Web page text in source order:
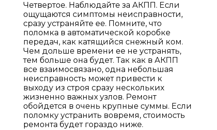
Четвертое. Наблюдайте за АКПП. Если
ощущаются симптомы неисправности,
сразу устраняйте ее. Помните, что
поломка в автоматической коробке
передач, как катящийся снежный ком.
Чем дольше времени ее не устранять,
тем больше она будет. Так как в АКПП
все взаимосвязано, одна небольшая
неисправность может привести к
выходу из строя сразу нескольких
жизненно важных узлов. Ремонт
обойдется в очень крупные суммы. Если
поломку устранить вовремя, стоимость
ремонта будет гораздо ниже.